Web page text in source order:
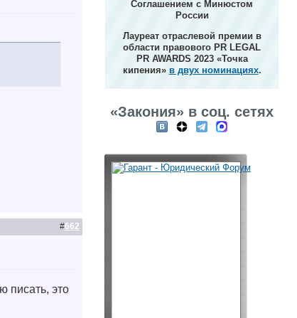
#662
писать, это
Соглашением с Минюстом
России
Лауреат отраслевой премии в
области правового PR LEGAL
PR AWARDS 2023 «Точка
кипения» в двух номинациях.
«Закония» в соц. сетях